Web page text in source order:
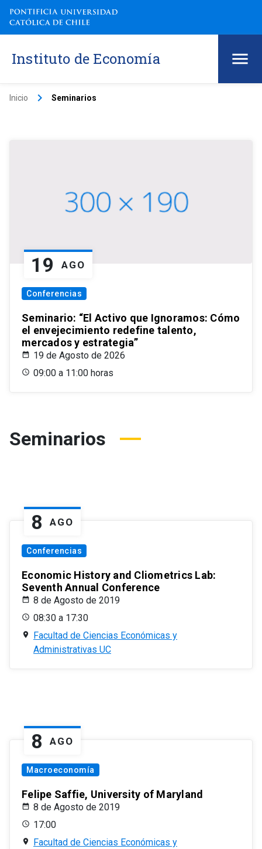
Instituto de Economía
Inicio keyboard_arrow_right Seminarios
19 AGO
Conferencias
Seminario: “El Activo que Ignoramos: Cómo
el envejecimiento redefine talento,
mercados y estrategia”
19 de Agosto de 2026
09:00 a 11:00 horas
Seminarios
8 AGO
Conferencias
Economic History and Cliometrics Lab:
Seventh Annual Conference
8 de Agosto de 2019
08:30 a 17:30
Facultad de Ciencias Económicas y
Administrativas UC
8 AGO
Macroeconomía
Felipe Saffie, University of Maryland
8 de Agosto de 2019
17:00
Facultad de Ciencias Económicas y